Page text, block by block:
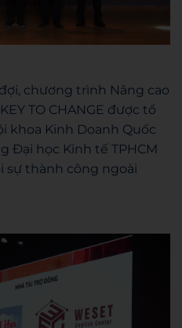
chương trình Nâng cao
TO CHANGE được tổ
khoa Kinh Doanh Quốc
Đại học Kinh tế TPHCM
sự thành công ngoài